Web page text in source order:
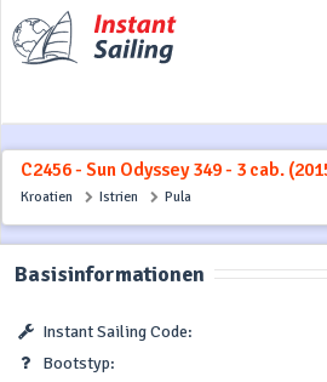
C2456 - Sun Odyssey 349 - 3 cab.
Kroatien Istrien Pula
Basisinformationen
Instant Sailing Code:
Bootstyp: